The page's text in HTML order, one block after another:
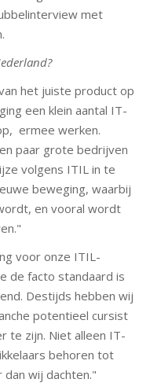
met
het juiste product op
een klein aantal IT-
ermee werken.
paar grote bedrijven
volgens ITIL in te
beweging, waarbij
en vooral wordt
voor onze ITIL-
de facto standaard is
Destijds hebben wij
potentieel cursist
te zijn. Niet alleen IT-
behoren tot
wij dachten."